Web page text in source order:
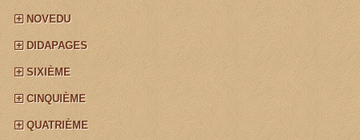
NOVEDU
DIDAPAGES
SIXIÈME
CINQUIÈME
QUATRIÈME